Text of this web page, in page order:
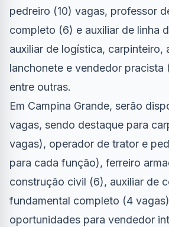
pedreiro (10) vagas, professor
completo (6) e auxiliar de linha
auxiliar de logística, carpinteiro,
lanchonete e vendedor pracista
entre outras.
Em Campina Grande, serão
vagas, sendo destaque para
vagas), operador de trator e
para cada função), ferreiro
construção civil (6), auxiliar de
fundamental completo (4
oportunidades para vendedor